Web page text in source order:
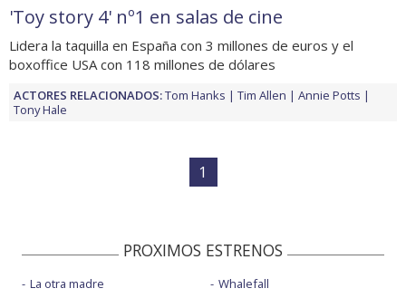
'Toy story 4' nº1 en salas de cine
Lidera la taquilla en España con 3 millones de euros y el
boxoffice USA con 118 millones de dólares
ACTORES RELACIONADOS:Tom Hanks Tim Allen
Annie Potts
Tony Hale
1
PROXIMOS ESTRENOS
La otra madre
Whalefall